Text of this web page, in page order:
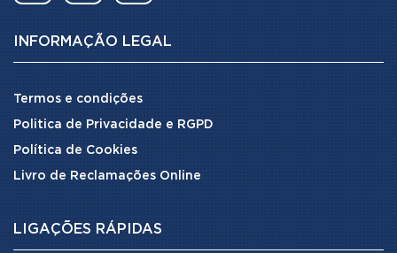
INFORMAÇÃO LEGAL
Termos e condições
Politica de Privacidade e RGPD
Política de Cookies
Livro de Reclamações Online
LIGAÇÕES RÁPIDAS